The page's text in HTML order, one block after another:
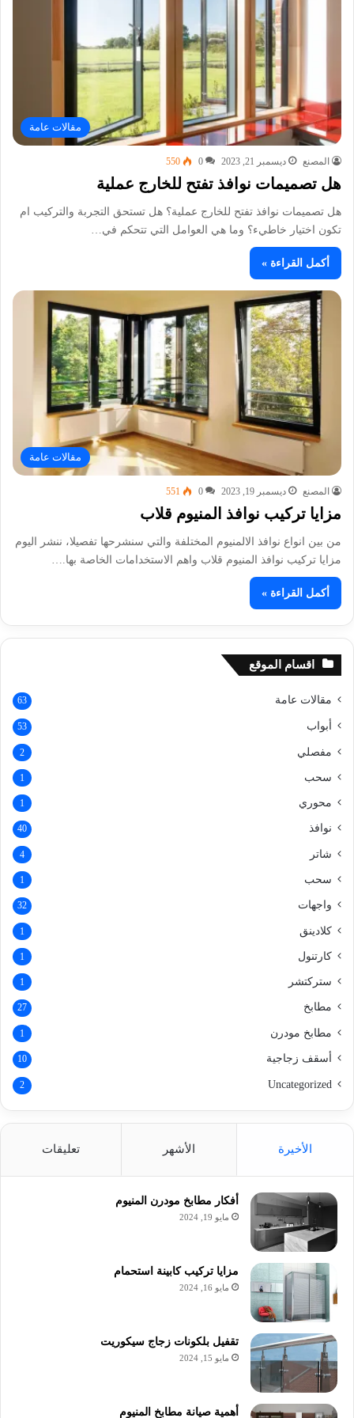
مقالات عامة
المصنع ديسمبر 21, 2023 0
550
هل تصميمات نوافذ تفتح للخارج عملية
هل تصميمات نوافذ تفتح للخارج عملية؟ هل تستحق التجربة والتركيب ام
تكون اختيار خاطيء؟ وما هي العوامل التي تتحكم في…
أكمل القراءة »
مقالات عامة
المصنع ديسمبر 19, 2023 0
551
مزايا تركيب نوافذ المنيوم قلاب
من بين انواع نوافذ الالمنيوم المختلفة والتي سنشرحها تفصيلا، ننشر اليوم
مزايا تركيب نوافذ المنيوم قلاب واهم الاستخدامات الخاصة بها.…
أكمل القراءة »
اقسام الموقع
مقالات عامة 63
أبواب 53
مفصلي 2
سحب 1
محوري 1
نوافذ 40
شاتر 4
سحب 1
واجهات 32
كلادينق 1
كارتنول 1
ستركتشر 1
مطابخ 27
مطابخ مودرن 1
أسقف زجاجية 10
Uncategorized
2
الأخيرة الأشهر تعليقات
أفكار مطابخ مودرن المنيوم
مايو 19, 2024
مزايا تركيب كابينة استحمام
مايو 16, 2024
تقفيل بلكونات زجاج سيكوريت
مايو 15, 2024
أهمية صيانة مطابخ المنيوم